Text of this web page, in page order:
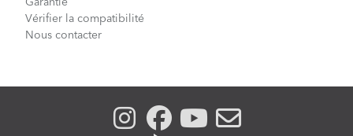
Garantie
Vérifier la compatibilité
Nous contacter